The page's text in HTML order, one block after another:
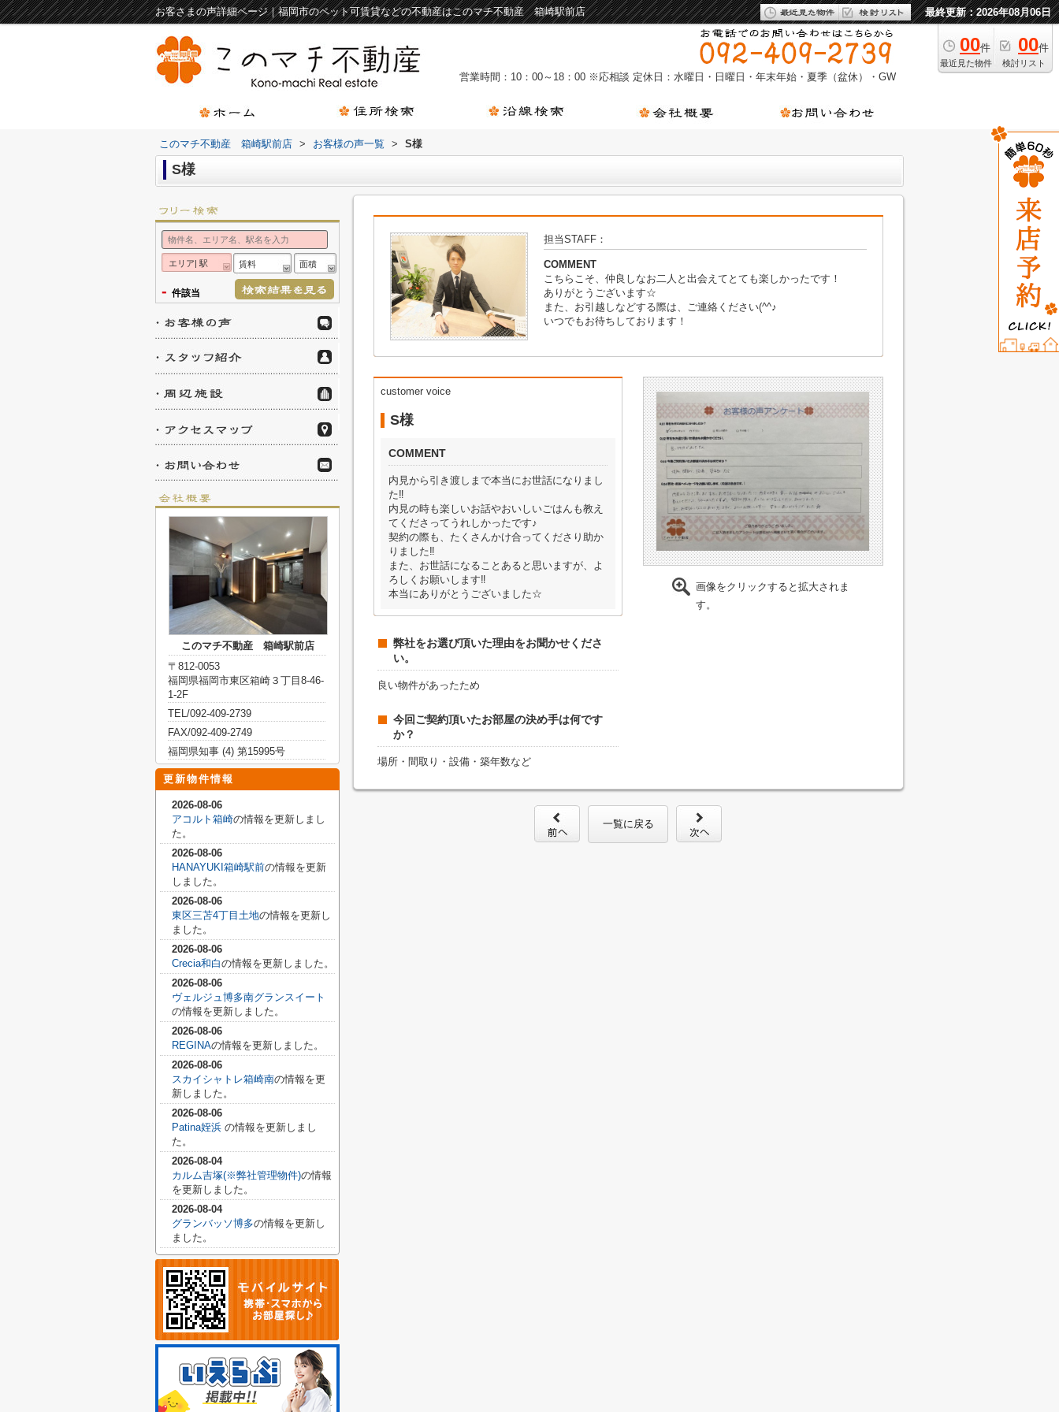
お客さまの声詳細ページ｜福岡市のペット可賃貸などの不動産はこのマチ不動産 箱崎駅前店 最終更新：2026年08月06日
00件
最近見た物件
00件
検討リスト
営業時間：10：00～18：00 ※応相談 定休日：水曜日・日曜日・年末年始・夏季（盆休）・GW
このマチ不動産 箱崎駅前店 > お客様の声一覧 > S様
S様
担当STAFF：
COMMENT
こちらこそ、仲良しなお二人と出会えてとても楽しかったです！
ありがとうございます☆
また、お引越しなどする際は、ご連絡ください(^^♪
いつでもお待ちしております！
customer voice
S様
COMMENT
内見から引き渡しまで本当にお世話になりまし
た‼
内見の時も楽しいお話やおいしいごはんも教え
てくださってうれしかったです♪
契約の際も、たくさんかけ合ってくださり助か
りました‼
また、お世話になることあると思いますが、よ
ろしくお願いします‼
本当にありがとうございました☆
弊社をお選び頂いた理由をお聞かせくださ
い。
良い物件があったため
今回ご契約頂いたお部屋の決め手は何です
か？
場所・間取り・設備・築年数など
画像をクリックすると拡大されま
す。
一覧に戻る
エリア| 駅 賃料 面積
- 件該当
このマチ不動産 箱崎駅前店
〒812-0053
福岡県福岡市東区箱崎３丁目8-46-
1-2F
TEL/092-409-2739
FAX/092-409-2749
福岡県知事 (4) 第15995号
更新物件情報
2026-08-06
アコルト箱崎の情報を更新しまし
た。
2026-08-06
HANAYUKI箱崎駅前の情報を更新
しました。
2026-08-06
東区三苫4丁目土地の情報を更新し
ました。
2026-08-06
Crecia和白の情報を更新しました。
2026-08-06
ヴェルジュ博多南グランスイート
の情報を更新しました。
2026-08-06
REGINAの情報を更新しました。
2026-08-06
スカイシャトレ箱崎南の情報を更
新しました。
2026-08-06
Patina姪浜 の情報を更新しまし
た。
2026-08-04
カルム吉塚(※弊社管理物件)の情報
を更新しました。
2026-08-04
グランバッソ博多の情報を更新し
ました。